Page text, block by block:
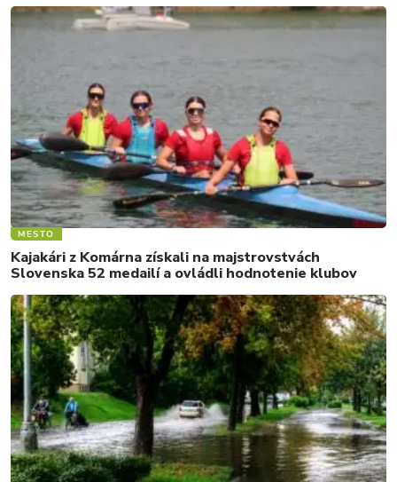
MESTO
Kajakári z Komárna získali na majstrovstvách
Slovenska 52 medailí a ovládli hodnotenie klubov